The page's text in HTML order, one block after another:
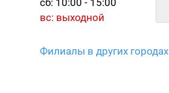
сб: 10:00 - 15:00
вс: выходной
Филиалы в других городах